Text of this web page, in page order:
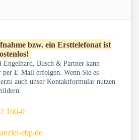
bzw. ein Ersttelefonat ist
Engelhard, Busch & Partner kann
per E-Mail erfolgen. Wenn Sie es
auch unser Kontaktformular nutzen
166-0
ebp.de